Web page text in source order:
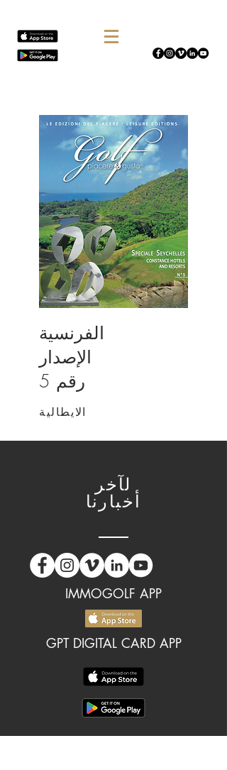
الفرنسية
الإصدار
رقم 5
الايطالية
لآخر
أخبارنا
IMMOGOLF APP
GPT DIGITAL CARD APP